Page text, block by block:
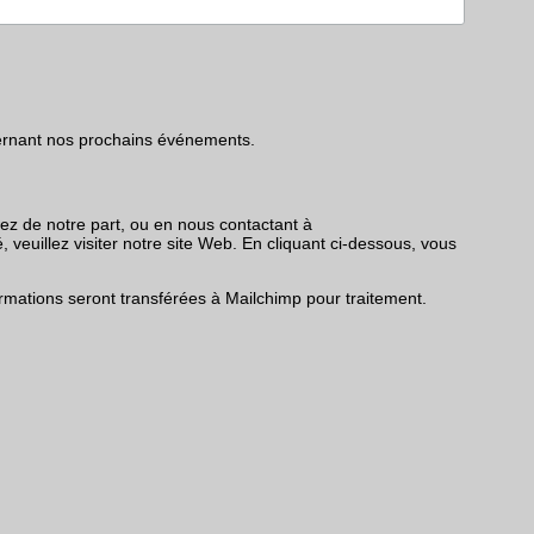
nos prochains événements.
de notre part, ou en nous contactant à
visiter notre site Web. En cliquant ci-dessous, vous
seront transférées à Mailchimp pour traitement.